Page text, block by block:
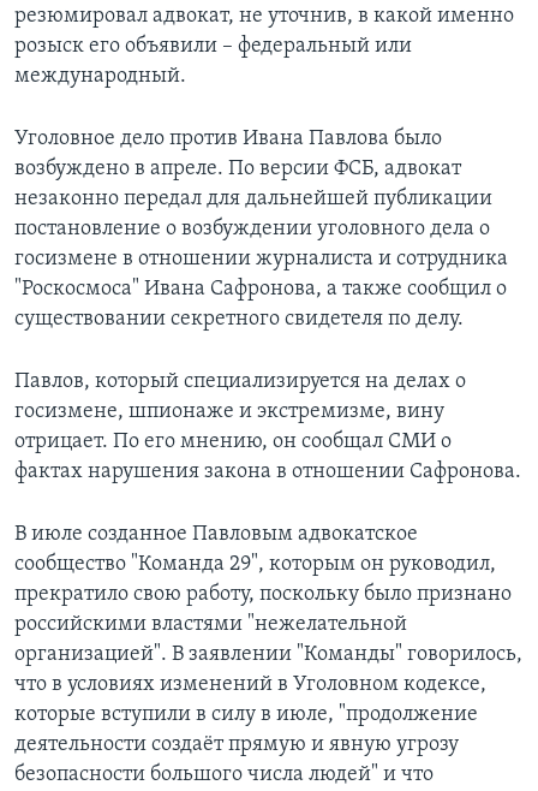
резюмировал адвокат, не уточнив, в какой именно
розыск его объявили – федеральный или
международный.
Уголовное дело против Ивана Павлова было
возбуждено в апреле. По версии ФСБ, адвокат
незаконно передал для дальнейшей публикации
постановление о возбуждении уголовного дела о
госизмене в отношении журналиста и сотрудника
"Роскосмоса" Ивана Сафронова, а также сообщил о
существовании секретного свидетеля по делу.
Павлов, который специализируется на делах о
госизмене, шпионаже и экстремизме, вину
отрицает. По его мнению, он сообщал СМИ о
фактах нарушения закона в отношении Сафронова.
В июле созданное Павловым адвокатское
сообщество "Команда 29", которым он руководил,
прекратило свою работу, поскольку было признано
российскими властями "нежелательной
организацией". В заявлении "Команды" говорилось,
что в условиях изменений в Уголовном кодексе,
которые вступили в силу в июле, "продолжение
деятельности создаёт прямую и явную угрозу
безопасности большого числа людей" и что